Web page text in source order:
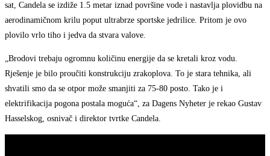
sat, Candela se izdiže 1.5 metar iznad površine vode i nastavlja plovidbu na
aerodinamičnom krilu poput ultrabrze sportske jedrilice. Pritom je ovo
plovilo vrlo tiho i jedva da stvara valove.
„Brodovi trebaju ogromnu količinu energije da se kretali kroz vodu.
Rješenje je bilo proučiti konstrukciju zrakoplova. To je stara tehnika, ali
shvatili smo da se otpor može smanjiti za 75-80 posto. Tako je i
elektrifikacija pogona postala moguća“, za Dagens Nyheter je rekao Gustav
Hasselskog, osnivač i direktor tvrtke Candela.